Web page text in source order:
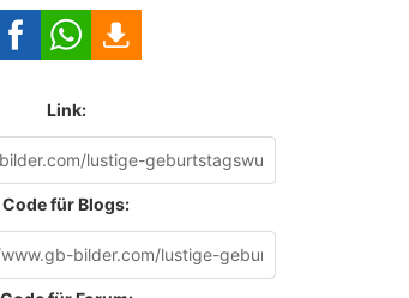
Link:
Code für Blogs: